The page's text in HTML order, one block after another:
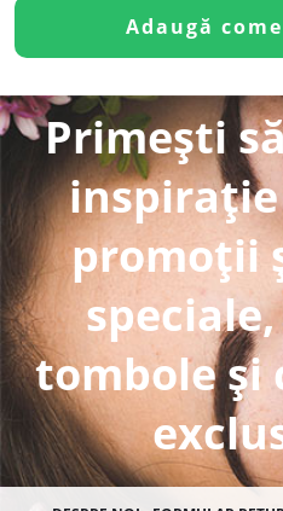
Primești
promoții
tombole și